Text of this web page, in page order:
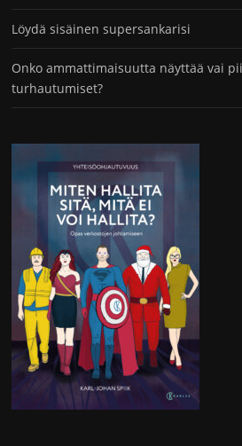
Löydä sisäinen supersankarisi
Onko ammattimaisuutta näyttää vai
turhautumiset?